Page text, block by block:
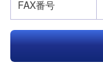
FAX番号